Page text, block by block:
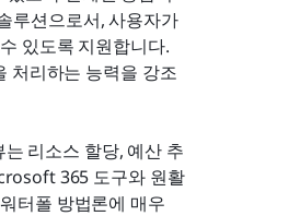
루션으로서, 사용자가
있도록 지원합니다.
처리하는 능력을 강조
리소스 할당, 예산 추
365 도구와 원활
터폴 방법론에 매우